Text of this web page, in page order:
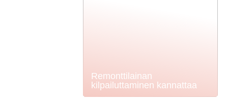
Remonttilainan
kilpailuttaminen kannattaa